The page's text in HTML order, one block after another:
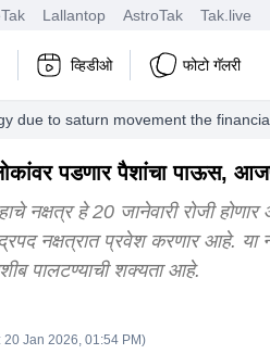
Lallantop AstroTak Tak.live
व्हिडीओ फोटो गॅलरी
due to saturn movement the
पडणार पैशांचा पाऊस,
हे 20 जानेवारी रोजी होणार
नक्षत्रात प्रवेश करणार आहे. या
पालटण्याची शक्यता आहे.
20 Jan 2026, 01:54 PM)